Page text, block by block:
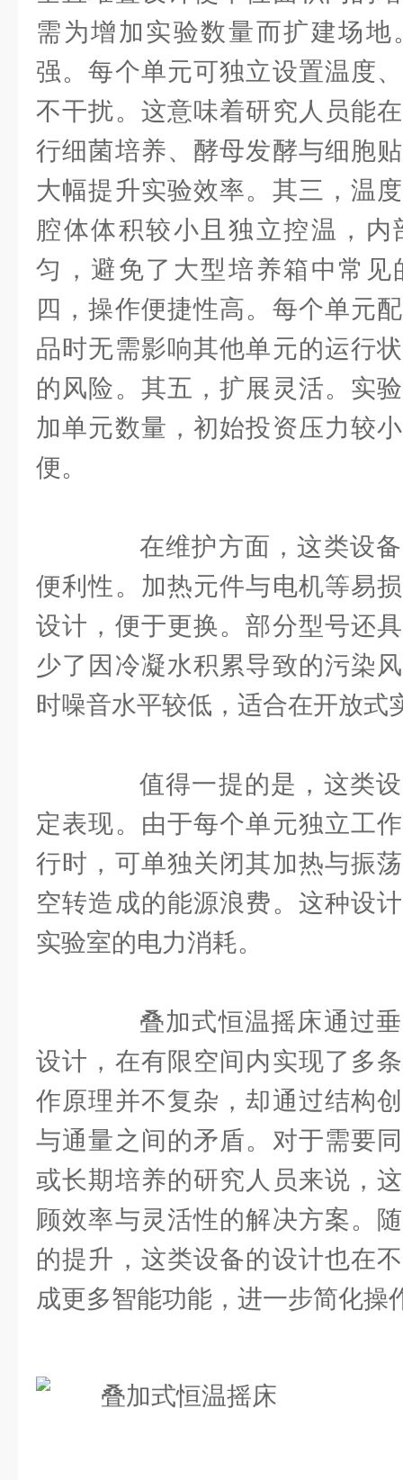
需为增加实验数量而扩建场
强。每个单元可独立设置温度
不干扰。这意味着研究人员能
行细菌培养、酵母发酵与细胞
大幅提升实验效率。其三，温
腔体体积较小且独立控温，
匀，避免了大型培养箱中常见
四，操作便捷性高。每个单元
品时无需影响其他单元的运行
的风险。其五，扩展灵活。实
加单元数量，初始投资压力较
便。
在维护方面，这类设备
便利性。加热元件与电机等易
设计，便于更换。部分型号还
少了因冷凝水积累导致的污染
时噪音水平较低，适合在开放式
值得一提的是，这类设
定表现。由于每个单元独立工
行时，可单独关闭其加热与振
空转造成的能源浪费。这种设
实验室的电力消耗。
叠加式恒温摇床通过垂
设计，在有限空间内实现了多
作原理并不复杂，却通过结构
与通量之间的矛盾。对于需要
或长期培养的研究人员来说，
顾效率与灵活性的解决方案。
的提升，这类设备的设计也在
成更多智能功能，进一步简化操